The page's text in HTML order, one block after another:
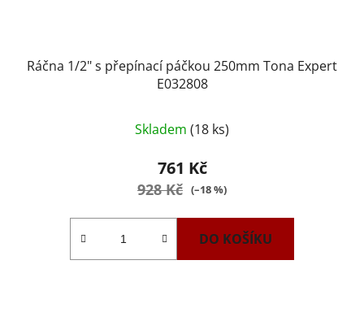
Ráčna 1/2" s přepínací páčkou 250mm Tona Expert
E032808
hodnocení
produktu
je
Skladem (18 ks)
761 Kč
928 Kč (–18 %)
DO KOŠÍKU